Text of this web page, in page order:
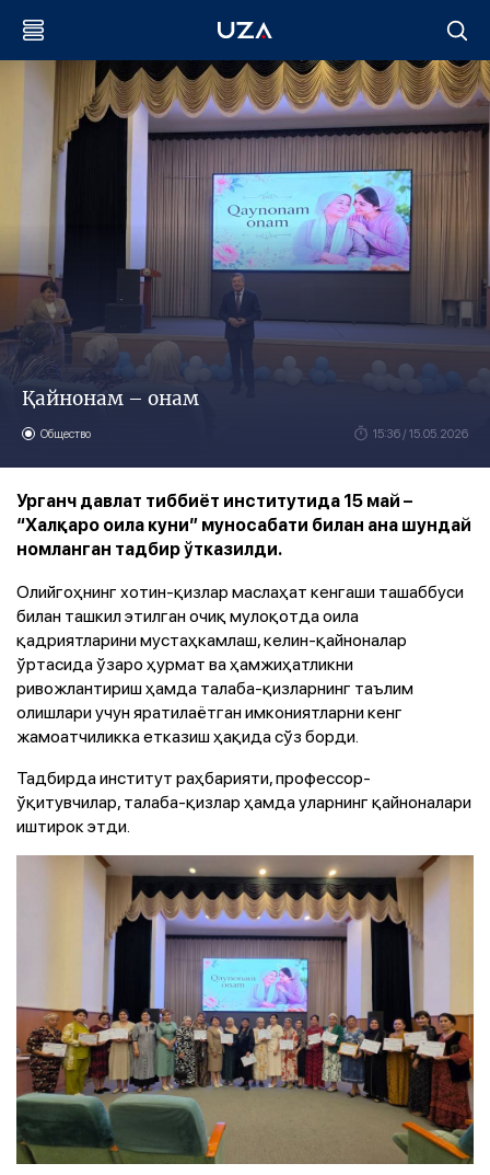
Қайнонам – онам
Общество 15:36 / 15.05.2026
Урганч давлат тиббиёт институтида 15 май –
“Халқаро оила куни” муносабати билан ана шундай
номланган тадбир ўтказилди.
Олийгоҳнинг хотин-қизлар маслаҳат кенгаши ташаббуси
билан ташкил этилган очиқ мулоқотда оила
қадриятларини мустаҳкамлаш, келин-қайноналар
ўртасида ўзаро ҳурмат ва ҳамжиҳатликни
ривожлантириш ҳамда талаба-қизларнинг таълим
олишлари учун яратилаётган имкониятларни кенг
жамоатчиликка етказиш ҳақида сўз борди.
Тадбирда институт раҳбарияти, профессор-
ўқитувчилар, талаба-қизлар ҳамда уларнинг қайноналари
иштирок этди.